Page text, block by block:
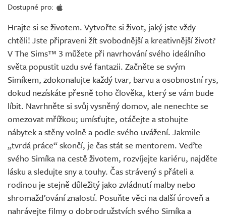
Redakce
Živě
Dostupné pro:
Hrajte si se životem. Vytvořte si život, jaký jste vždy
chtěli! Jste připraveni žít svobodnější a kreativnější život?
V The Sims™ 3 můžete při navrhování svého ideálního
světa popustit uzdu své fantazii. Začněte se svým
Simíkem, zdokonalujte každý tvar, barvu a osobnostní rys,
dokud nezískáte přesně toho člověka, který se vám bude
líbit. Navrhněte si svůj vysněný domov, ale nenechte se
omezovat mřížkou; umísťujte, otáčejte a stohujte
nábytek a stěny volně a podle svého uvážení. Jakmile
„tvrdá práce“ skončí, je čas stát se mentorem. Veďte
svého Simíka na cestě životem, rozvíjejte kariéru, najděte
lásku a sledujte sny a touhy. Čas strávený s přáteli a
rodinou je stejně důležitý jako zvládnutí malby nebo
shromažďování znalostí. Posuňte věci na další úroveň a
nahrávejte filmy o dobrodružstvích svého Simíka a